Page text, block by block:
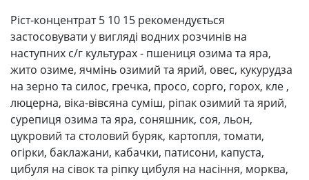
Ріст-концентрат 5 10 15 рекомендується
застосовувати у вигляді водних розчинів на
наступних с/г культурах - пшениця озима та яра,
жито озиме, ячмінь озимий та ярий, овес, кукурудза
на зерно та силос, гречка, просо, сорго, горох, кле ,
люцерна, віка-вівсяна суміш, ріпак озимий та ярий,
сурепиця озима та яра, соняшник, соя, льон,
цукровий та столовий буряк, картопля, томати,
огірки, баклажани, кабачки, патисони, капуста,
цибуля на сівок та ріпку цибуля на насіння, морква,